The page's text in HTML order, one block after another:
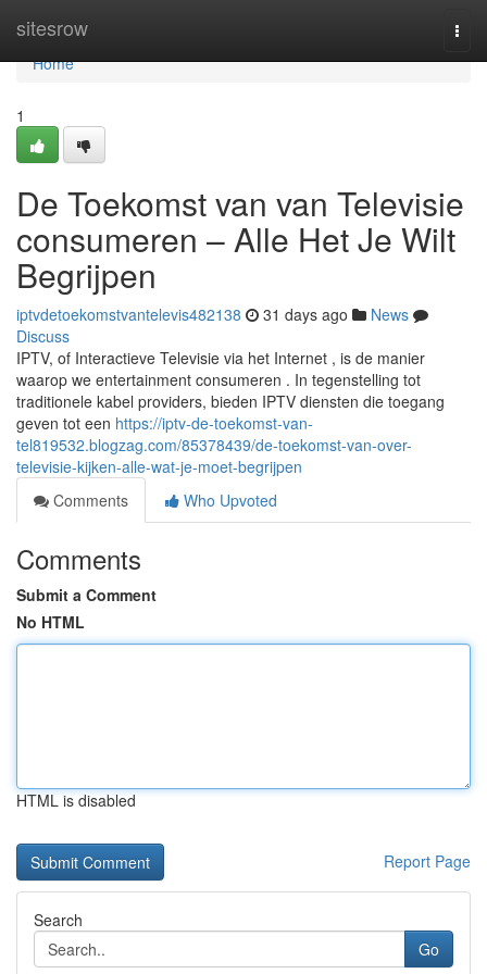
sitesrow
Home
Home
1
De Toekomst van van Televisie
consumeren – Alle Het Je Wilt
Begrijpen
iptvdetoekomstvantelevis482138 31 days ago
News
Discuss
IPTV, of Interactieve Televisie via het Internet , is de manier
waarop we entertainment consumeren . In tegenstelling tot
traditionele kabel providers, bieden IPTV diensten die toegang
geven tot een https://iptv-de-toekomst-van-
tel819532.blogzag.com/85378439/de-toekomst-van-over-
televisie-kijken-alle-wat-je-moet-begrijpen
Comments
Who Upvoted
Comments
Submit a Comment
No HTML
HTML is disabled
Report Page
Search
Go